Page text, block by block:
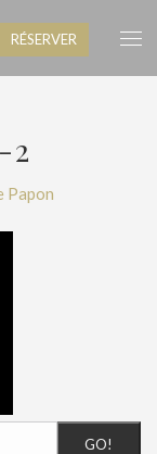
RÉSERVER
2
Papon
GO!